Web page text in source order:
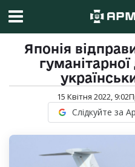
Японія
15 Квітня 2022, 9:02
Слідкуйте за